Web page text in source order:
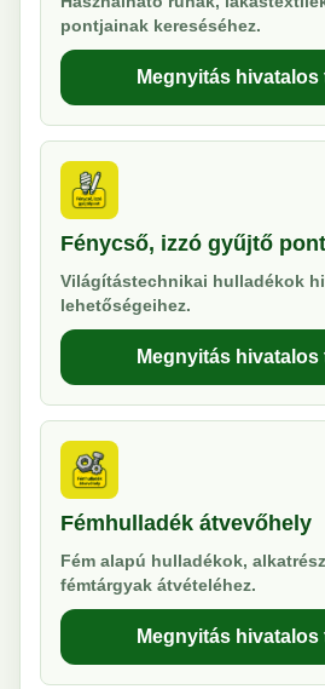
pontjainak kereséséhez.
Megnyitás hivatalos
Fénycső, izzó gyűjtő pont
Világítástechnikai hulladékok
lehetőségeihez.
Megnyitás hivatalos
Fémhulladék átvevőhely
Fém alapú hulladékok,
fémtárgyak átvételéhez.
Megnyitás hivatalos